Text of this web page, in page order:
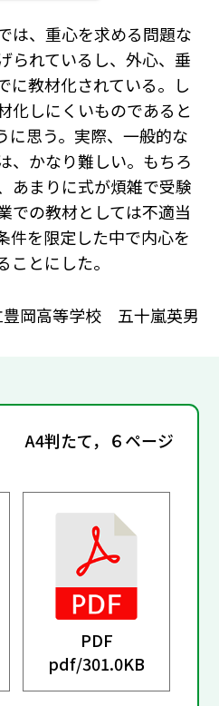
は、重心を求める問題な
られているし、外心、垂
に教材化されている。し
化しにくいものであると
に思う。実際、一般的な
、かなり難しい。もちろ
あまりに式が煩雑で受験
での教材としては不適当
件を限定した中で内心を
とにした。
豊岡高等学校 五十嵐英男
A4判たて，６ページ
PDF
pdf/301.0KB